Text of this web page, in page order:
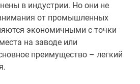
в индустрии. Но они не
от промышленных
экономичными с точки
на заводе или
преимущество – легкий